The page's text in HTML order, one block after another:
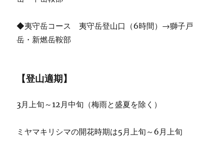
◆夷守岳コース 夷守岳登山口（6時間）→獅子戸
岳・新燃岳鞍部
【登山適期】
3月上旬～12月中旬（梅雨と盛夏を除く）
ミヤマキリシマの開花時期は5月上旬～6月上旬